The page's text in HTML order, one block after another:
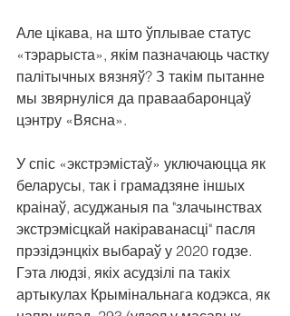
Але цікава, на што ўплывае статус
«тэрарыста», якім пазначаюць частку
палітычных вязняў? З такім пытанне
мы звярнуліся да праваабаронцаў
цэнтру «Вясна».
У спіс «экстрэмістаў» уключаюцца як
беларусы, так і грамадзяне іншых
краінаў, асуджаныя па "злачынствах
экстрэмісцкай накіраванасці" пасля
прэзідэнцкіх выбараў у 2020 годзе.
Гэта людзі, якіх асудзілі па такіх
артыкулах Крымінальнага кодэкса, як